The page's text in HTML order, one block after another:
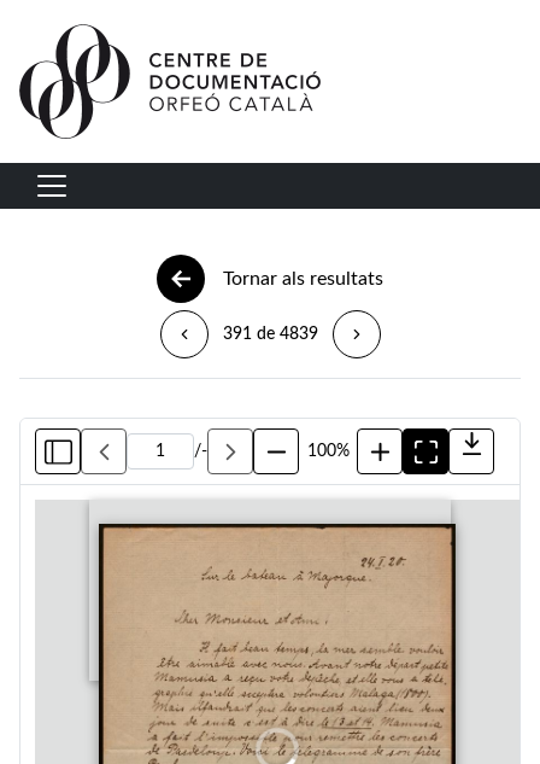
Vés al contingut
Navegació principal
Tornar als resultats
391 de 4839
/- 100%